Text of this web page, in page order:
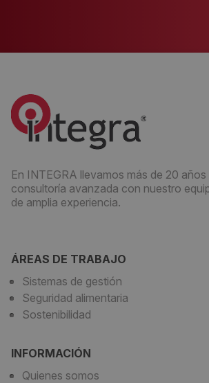
En INTEGRA llevamos más de 20
consultoría avanzada con nuestro
de amplia experiencia.
ÁREAS DE TRABAJO
Sistemas de gestión
Seguridad alimentaria
Sostenibilidad
INFORMACIÓN
Quienes somos